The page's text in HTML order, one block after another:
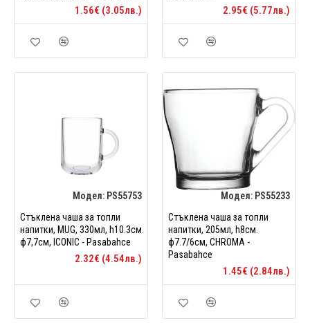
1.56€ (3.05лв.) 2.95€ (5.77лв.)
Модел: PS55753
Стъклена чаша за топли
напитки, MUG, 330мл, h10.3см.
ф7,7см, ICONIC - Pasabahce
2.32€ (4.54лв.)
Модел: PS55233
Стъклена чаша за топли
напитки, 205мл, h8см.
ф7.7/6см, CHROMA -
Pasabahce
1.45€ (2.84лв.)